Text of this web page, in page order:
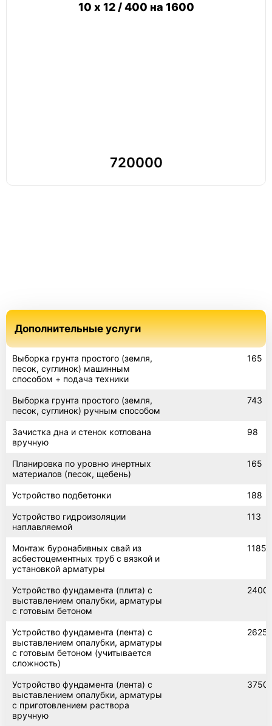
10 х 12 / 400 на 1600
720000
Дополнительные услуги
Выборка грунта простого (земля,
песок, суглинок) машинным
способом + подача техники
165
Выборка грунта простого (земля,
песок, суглинок) ручным способом
743
Зачистка дна и стенок котлована
вручную
98
Планировка по уровню инертных
материалов (песок, щебень)
165
Устройство подбетонки 188
Устройство гидроизоляции
наплавляемой
113
Монтаж буронабивных свай из
асбестоцементных труб с вязкой и
установкой арматуры
1185
Устройство фундамента (плита) с
выставлением опалубки, арматуры
с готовым бетоном
2400
Устройство фундамента (лента) с
выставлением опалубки, арматуры
с готовым бетоном (учитывается
сложность)
2625
Устройство фундамента (лента) с
выставлением опалубки, арматуры
с приготовлением раствора
вручную
3750